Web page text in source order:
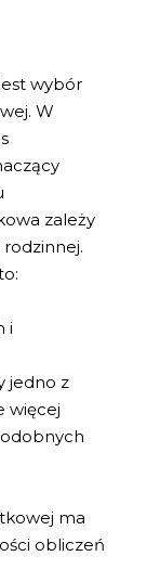
wybór
W
zależy
i
jedno z
więcej
ma
obliczeń